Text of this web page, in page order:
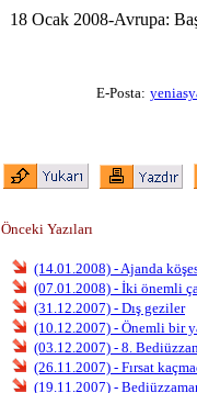
18 Ocak 2008-Avrupa:
E-Posta:
Önceki Yazıları
(14.01.2008) - Ajanda
(07.01.2008) - İki önemli
(31.12.2007) - Dış geziler
(10.12.2007) - Önemli bir
(03.12.2007) - 8.
(26.11.2007) - Fırsat
(19.11.2007) -